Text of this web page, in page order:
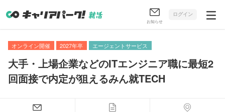
お知らせ
ログイン
オンライン開催 2027年卒 エージェントサービス
大手・上場企業などのITエンジニア職に最短2
回面接で内定が狙えるみん就TECH